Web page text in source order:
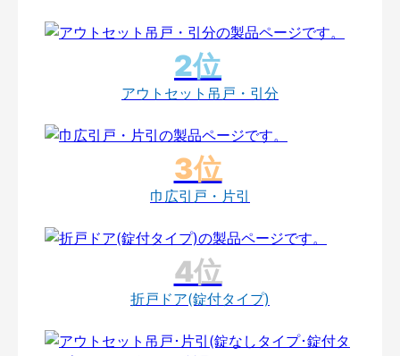
アウトセット吊戸・引分
巾広引戸・片引
折戸ドア(錠付タイプ)